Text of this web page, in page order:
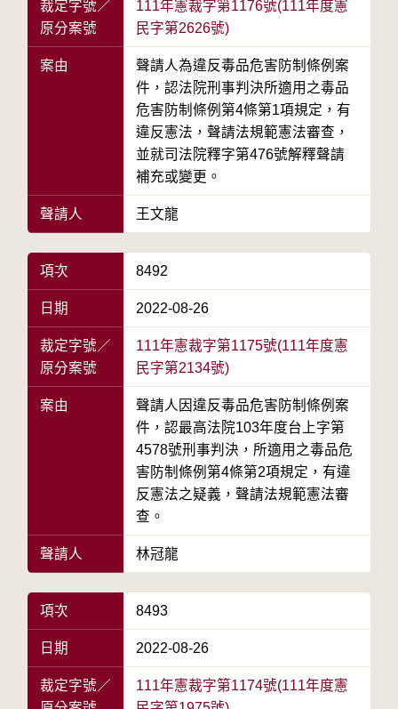
裁定字號／
原分案號
111年憲裁字第1176號(111年度憲
民字第2626號)
案由
聲請人為違反毒品危害防制條例案
件，認法院刑事判決所適用之毒品
危害防制條例第4條第1項規定，有
違反憲法，聲請法規範憲法審查，
並就司法院釋字第476號解釋聲請
補充或變更。
聲請人 王文龍
項次 8492
日期 2022-08-26
裁定字號／
原分案號
111年憲裁字第1175號(111年度憲
民字第2134號)
案由
聲請人因違反毒品危害防制條例案
件，認最高法院103年度台上字第
4578號刑事判決，所適用之毒品危
害防制條例第4條第2項規定，有違
反憲法之疑義，聲請法規範憲法審
查。
聲請人 林冠龍
項次 8493
日期 2022-08-26
裁定字號／
111年憲裁字第1174號(111年度憲